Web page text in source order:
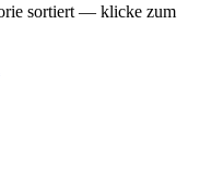
sortiert — klicke zum